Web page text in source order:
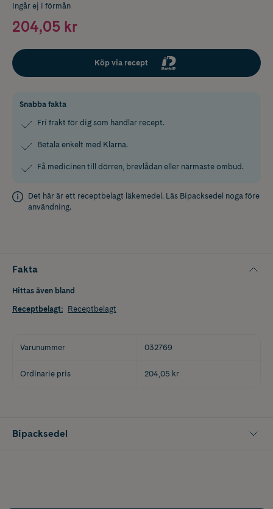
Ingår ej i förmån
204,05 kr
Köp via recept
Snabba fakta
Fri frakt för dig som handlar recept.
Betala enkelt med Klarna.
Få medicinen till dörren, brevlådan eller närmaste ombud.
Det här är ett receptbelagt läkemedel. Läs Bipacksedel noga före
användning.
Fakta
Hittas även bland
Receptbelagt: Receptbelagt
Varunummer 032769
Ordinarie pris 204,05 kr
Bipacksedel